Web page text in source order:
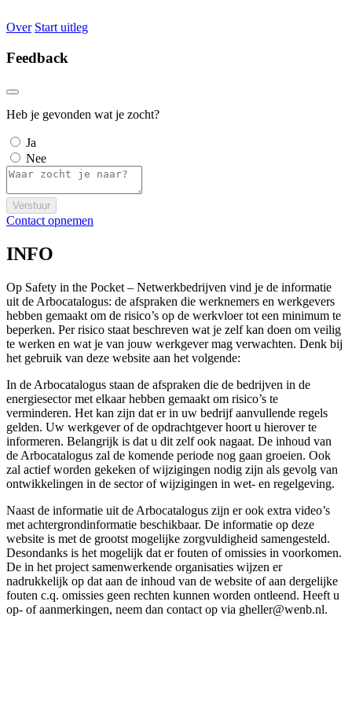
Over Start uitleg
Feedback
Heb je gevonden wat je zocht?
Ja
Nee
Verstuur
Contact opnemen
INFO
Op Safety in the Pocket – Netwerkbedrijven vind je de informatie
uit de Arbocatalogus: de afspraken die werknemers en werkgevers
hebben gemaakt om de risico’s op de werkvloer tot een minimum te
beperken. Per risico staat beschreven wat je zelf kan doen om veilig
te werken en wat je van jouw werkgever mag verwachten. Denk bij
het gebruik van deze website aan het volgende:
In de Arbocatalogus staan de afspraken die de bedrijven in de
energiesector met elkaar hebben gemaakt om risico’s te
verminderen. Het kan zijn dat er in uw bedrijf aanvullende regels
gelden. Uw werkgever of de opdrachtgever hoort u hierover te
informeren. Belangrijk is dat u dit zelf ook nagaat. De inhoud van
de Arbocatalogus zal de komende periode nog gaan groeien. Ook
zal actief worden gekeken of wijzigingen nodig zijn als gevolg van
ontwikkelingen in de sector of wijzigingen in wet- en regelgeving.
Naast de informatie uit de Arbocatalogus zijn er ook extra video’s
met achtergrondinformatie beschikbaar. De informatie op deze
website is met de grootst mogelijke zorgvuldigheid samengesteld.
Desondanks is het mogelijk dat er fouten of omissies in voorkomen.
De in het project samenwerkende organisaties wijzen er
nadrukkelijk op dat aan de inhoud van de website of aan dergelijke
fouten c.q. omissies geen rechten kunnen worden ontleend. Heeft u
op- of aanmerkingen, neem dan contact op via gheller@wenb.nl.